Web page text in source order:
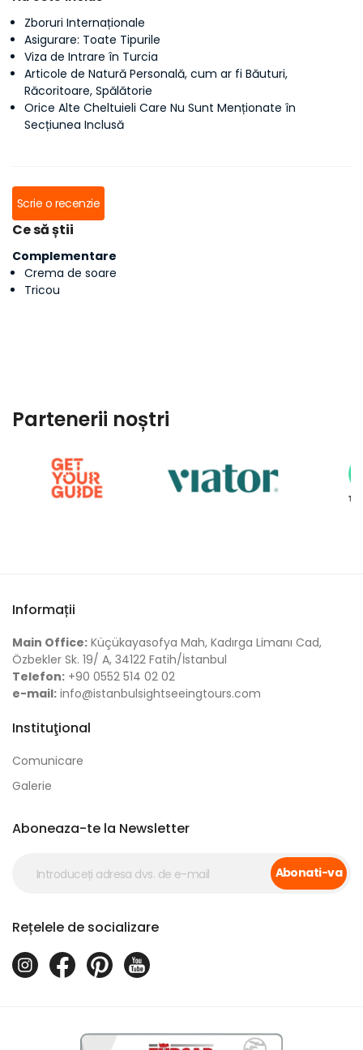
Zboruri Internaționale
Asigurare: Toate Tipurile
Viza de Intrare în Turcia
Articole de Natură Personală, cum ar fi Băuturi,
Răcoritoare, Spălătorie
Orice Alte Cheltuieli Care Nu Sunt Menționate în
Secțiunea Inclusă
Scrie o recenzie
Ce să știi
Complementare
Crema de soare
Tricou
Partenerii noștri
Informații
Main Office: Küçükayasofya Mah, Kadırga Limanı Cad,
Özbekler Sk. 19/ A, 34122 Fatih/İstanbul
Telefon: +90 0552 514 02 02
e-mail: info@istanbulsightseeingtours.com
Instituţional
Comunicare
Galerie
Aboneaza-te la Newsletter
Abonati-va
Rețelele de socializare